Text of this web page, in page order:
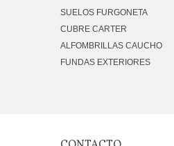
SUELOS FURGONETA
CUBRE CARTER
ALFOMBRILLAS CAUCHO
FUNDAS EXTERIORES